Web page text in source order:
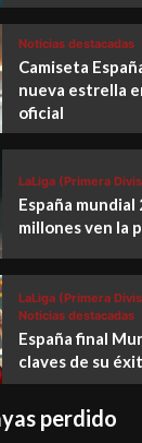
Noticias destacadas
Camiseta
nueva estrella
oficial
LaLiga (Primera
España mundial
millones ven la
LaLiga (Primera
Noticias destacadas
España final
claves de su
perdido